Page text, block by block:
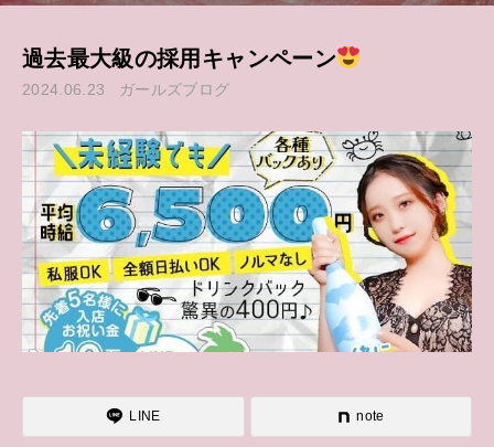
過去最大級の採用キャンペーン
2024.06.23 ガールズブログ
LINE note